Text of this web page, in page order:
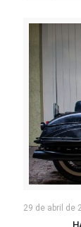
29 de abril de